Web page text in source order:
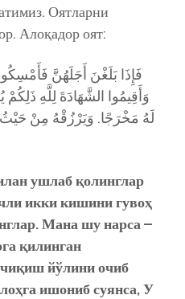
Оятларни
Алоқадор оят:
فَإِذَا بَلَغْنَ أَجَلَهُنَّ
وَأَقِيمُوا الشَّهَادَةَ لِلَّهِ
لَهُ مَخْرَجًا. وَيَرْزُقْهُ مِنْ حَيْثُ
ушлаб қолинглар
икки кишини гувоҳ
Мана шу нарса –
қилинган
йўлини очиб
ишониб суянса, У